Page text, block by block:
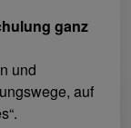
ganz
und
auf